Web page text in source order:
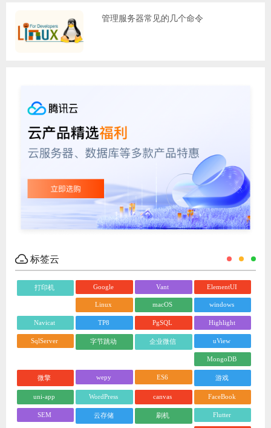
管理服务器常见的几个命令
标签云
打印机 Google Vant ElementUI
Linux macOS windows
Navicat TP8 PgSQL Highlight
SqlServer 字节跳动 企业微信 uView
MongoDB
微擎 wepy ES6 游戏
uni-app WordPress canvas FaceBook
SEM 云存储 刷机 Flutter